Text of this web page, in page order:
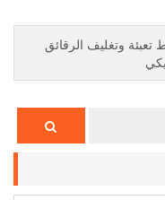
تعبئة وتغليف الرقائق